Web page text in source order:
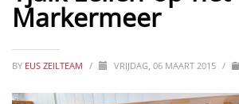
Markermeer
BY EUS ZEILTEAM / VRIJDAG, 06 MAART 2015 /